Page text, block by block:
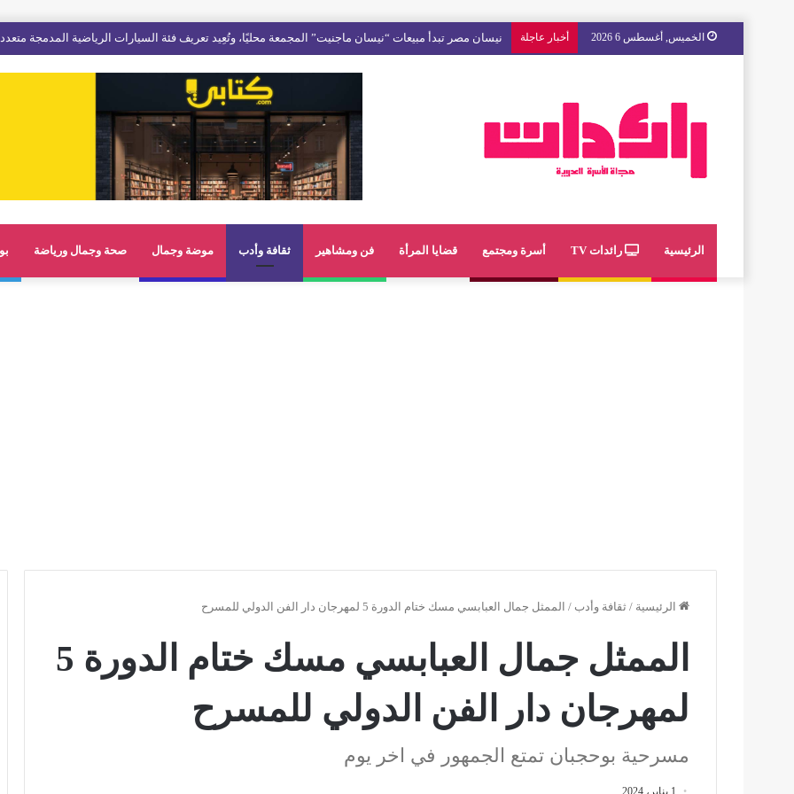
الخميس, أغسطس 6 2026 أخبار عاجلة مع « The Next Ad » ، إنوي يُسند حملته الإعلانية المقبلة إلى الشباب المغربي
الرئيسية رائدات TV أسرة ومجتمع قضايا المرأة فن ومشاهير ثقافة وأدب موضة وجمال صحة وجمال ورياضة
الرئيسية / ثقافة وأدب / الممثل جمال العبابسي مسك ختام الدورة 5 لمهرجان دار الفن الدولي للمسرح
الممثل جمال العبابسي مسك ختام الدورة 5
لمهرجان دار الفن الدولي للمسرح
مسرحية بوحجبان تمتع الجمهور في اخر يوم
1 يناير، 2024